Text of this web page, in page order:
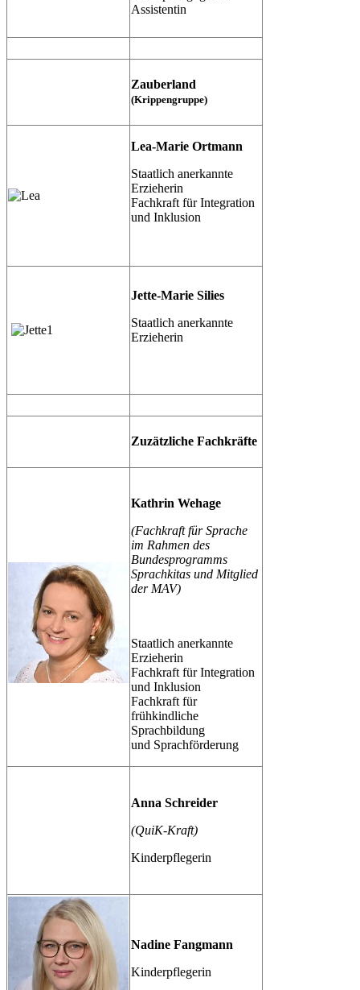
Assistentin
Zauberland
(Krippengruppe)
Lea-Marie Ortmann
Staatlich anerkannte
Erzieherin
Fachkraft für Integration
und Inklusion
Jette-Marie Silies
Staatlich anerkannte
Erzieherin
Zuzätzliche Fachkräfte
Kathrin Wehage
(Fachkraft für Sprache
im Rahmen des
Bundesprogramms
Sprachkitas und Mitglied
der MAV)
Staatlich anerkannte
Erzieherin
Fachkraft für Integration
und Inklusion
Fachkraft für
frühkindliche
Sprachbildung
und Sprachförderung
Anna Schreider
(QuiK-Kraft)
Kinderpflegerin
Nadine Fangmann
Kinderpflegerin